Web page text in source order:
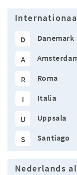
D Danemark
A
R Roma
I Italia
U Uppsala
S Santiago
Nederlands